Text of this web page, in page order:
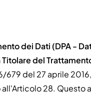
dei Dati (DPA -
Titolare del
679 del 27 aprile
all'Articolo 28.